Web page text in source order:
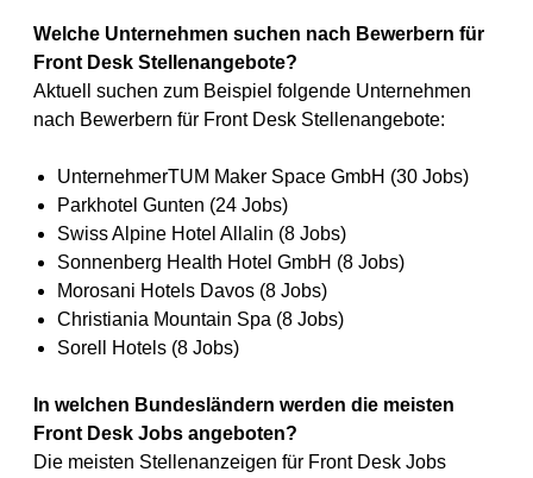
Welche Unternehmen suchen nach Bewerbern für
Front Desk Stellenangebote?
Aktuell suchen zum Beispiel folgende Unternehmen
nach Bewerbern für Front Desk Stellenangebote:
UnternehmerTUM Maker Space GmbH (30 Jobs)
Parkhotel Gunten (24 Jobs)
Swiss Alpine Hotel Allalin (8 Jobs)
Sonnenberg Health Hotel GmbH (8 Jobs)
Morosani Hotels Davos (8 Jobs)
Christiania Mountain Spa (8 Jobs)
Sorell Hotels (8 Jobs)
In welchen Bundesländern werden die meisten
Front Desk Jobs angeboten?
Die meisten Stellenanzeigen für Front Desk Jobs